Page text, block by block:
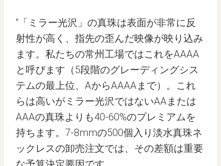
“「ミラー光沢」の真珠は表面が非常に反
射性が高く、指先の歪んだ映像が映り込み
ます。私たちの常州工場ではこれをAAAA
と呼びます（5段階のグレーディングシス
テムの最上位、AからAAAAまで）。これ
らは高いがミラー光沢ではないAAまたは
AAAの真珠よりも40-60%のプレミアムを
持ちます。7-8mmの500個入り淡水真珠ネ
ックレスの卸売注文では、その差額は重要